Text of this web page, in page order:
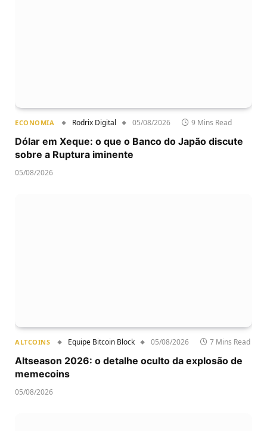
ECONOMIA Rodrix Digital 05/08/2026 9 Mins Read
Dólar em Xeque: o que o Banco do Japão discute
sobre a Ruptura iminente
05/08/2026
ALTCOINS Equipe Bitcoin Block 05/08/2026 7 Mins Read
Altseason 2026: o detalhe oculto da explosão de
memecoins
05/08/2026